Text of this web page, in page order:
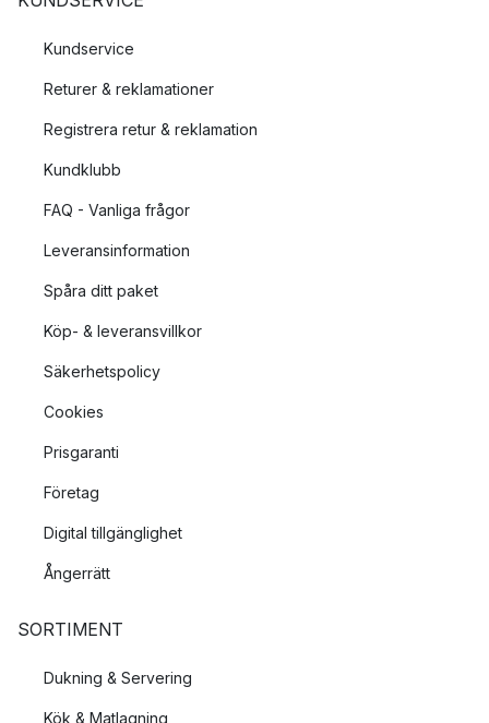
Kundservice
Returer & reklamationer
Registrera retur & reklamation
Kundklubb
FAQ - Vanliga frågor
Leveransinformation
Spåra ditt paket
Köp- & leveransvillkor
Säkerhetspolicy
Cookies
Prisgaranti
Företag
Digital tillgänglighet
Ångerrätt
SORTIMENT
Dukning & Servering
Kök & Matlagning